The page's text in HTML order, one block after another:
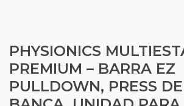
PHYSIONICS
PREMIUM – BARRA EZ
PULLDOWN, PRESS